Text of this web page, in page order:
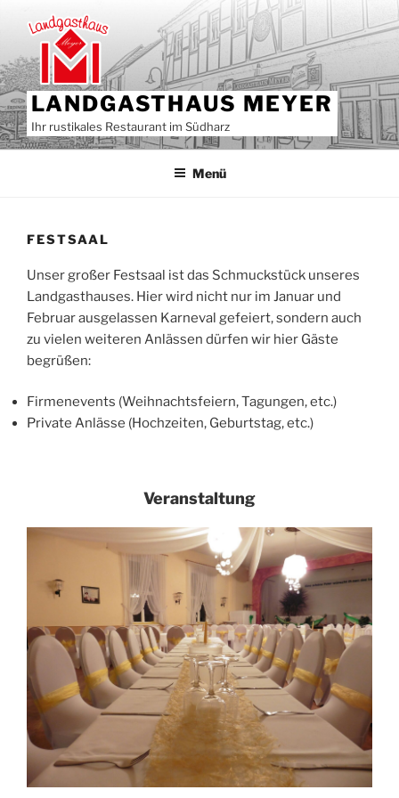
Inhalt
springen
LANDGASTHAUS MEYER
Ihr rustikales Restaurant im Südharz
Menü
FESTSAAL
Unser großer Festsaal ist das Schmuckstück unseres
Landgasthauses. Hier wird nicht nur im Januar und
Februar ausgelassen Karneval gefeiert, sondern auch
zu vielen weiteren Anlässen dürfen wir hier Gäste
begrüßen:
Firmenevents (Weihnachtsfeiern, Tagungen, etc.)
Private Anlässe (Hochzeiten, Geburtstag, etc.)
Veranstaltung